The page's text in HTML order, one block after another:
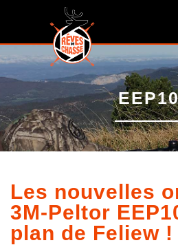
Les nouvelles
3M-Peltor
plan de Feliew !